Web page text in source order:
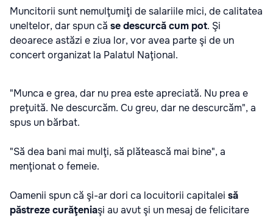
Muncitorii sunt nemulţumiţi de salariile mici, de calitatea
uneltelor, dar spun că se descurcă cum pot. Şi
deoarece astăzi e ziua lor, vor avea parte şi de un
concert organizat la Palatul Naţional.
"Munca e grea, dar nu prea este apreciată. Nu prea e
preţuită. Ne descurcăm. Cu greu, dar ne descurcăm", a
spus un bărbat.
"Să dea bani mai mulţi, să plătească mai bine", a
menţionat o femeie.
Oamenii spun că şi-ar dori ca locuitorii capitalei să
păstreze curăţeniaşi au avut şi un mesaj de felicitare